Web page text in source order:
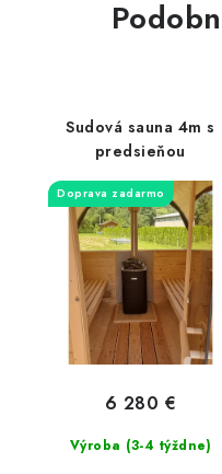
Sudová sauna 4m s
predsieňou
Doprava zadarmo
Výroba (3-4 týždne)
6 280 €